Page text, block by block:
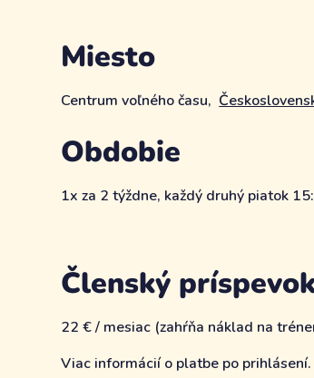
Miesto
Centrum voľného času,
Obdobie
1x za 2 týždne, každý druhý piatok
Členský
22 € / mesiac (zahŕňa náklad na
Viac informácií o platbe po prihlásení.